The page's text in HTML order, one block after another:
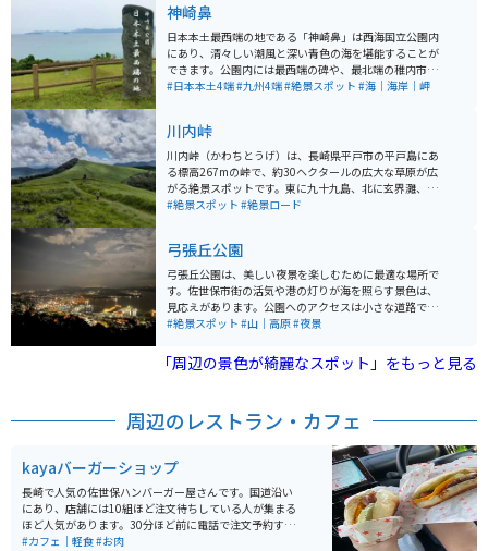
神崎鼻
日本本土最西端の地である「神崎鼻」は西海国立公園内
にあり、清々しい潮風と深い青色の海を堪能することが
できます。公園内には最西端の碑や、最北端の稚内市、
最東端の根室市、最南端の南大隅町（旧：佐多町）との
もできます。 しっかりと整備された公園になっているの
で、観光も休憩もしやすいスポットです。
#日本本土4端#九州4端#絶景スポット #海｜海岸｜岬
川内峠
川内峠（かわちとうげ）は、長崎県平戸市の平戸島にあ
る標高267mの峠で、約30ヘクタールの広大な草原が広
がる絶景スポットです。東に九十九島、北に玄界灘、遠
くには壱岐・対馬を望む360度のパノラマビューが魅力
きが行われ、その壮観な光景も多くの人々を惹きつけま
す。西海国立公園に指定されており、平戸を代表する自
然スポットとして親しまれています。
#絶景スポット #絶景ロード
弓張丘公園
弓張丘公園は、美しい夜景を楽しむために最適な場所で
す。佐世保市街の活気や港の灯りが海を照らす景色は、
見応えがあります。公園へのアクセスは小さな道路で、
カーブもありますので、大きな車でのアクセスは難しい
#絶景スポット #山｜高原#夜景
「周辺の景色が綺麗なスポット」をもっと見る
周辺のレストラン・カフェ
kayaバーガーショップ
長崎で人気の佐世保ハンバーガー屋さんです。国道沿い
にあり、店舗には10組ほど注文待ちしている人が集まる
ほど人気があります。30分ほど前に電話で注文予約する
と、到着しすぐに食べることができます。外にイートス
#カフェ｜軽食#お肉